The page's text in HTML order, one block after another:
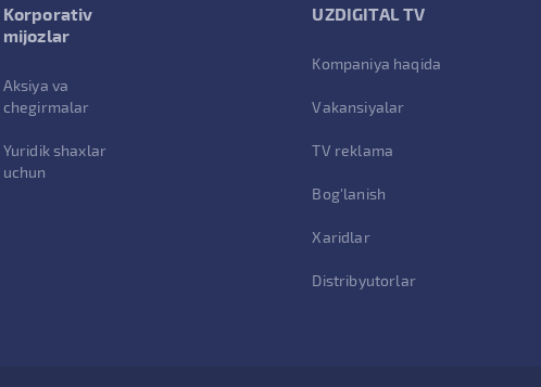
Korporativ
mijozlar
Aksiya va
chegirmalar
Yuridik shaxlar
uchun
UZDIGITAL TV
Kompaniya haqida
Vakansiyalar
TV reklama
Bog'lanish
Xaridlar
Distribyutorlar